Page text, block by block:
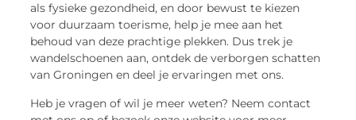
als fysieke gezondheid, en door bewust te kiezen
voor duurzaam toerisme, help je mee aan het
behoud van deze prachtige plekken. Dus trek je
wandelschoenen aan, ontdek de verborgen schatten
van Groningen en deel je ervaringen met ons.
Heb je vragen of wil je meer weten? Neem contact